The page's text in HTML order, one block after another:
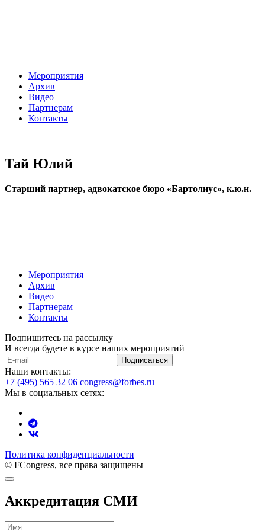
Мероприятия
Архив
Видео
Партнерам
Контакты
Тай Юлий
Старший партнер, адвокатское бюро «Бартолиус», к.ю.н.
Мероприятия
Архив
Видео
Партнерам
Контакты
Подпишитесь на рассылку
И всегда будете в курсе наших мероприятий
Подписаться
Наши контакты:
+7 (495) 565 32 06 congress@forbes.ru
Мы в социальных сетях:
Политика конфиденциальности
© FCongress, все права защищены
Аккредитация СМИ